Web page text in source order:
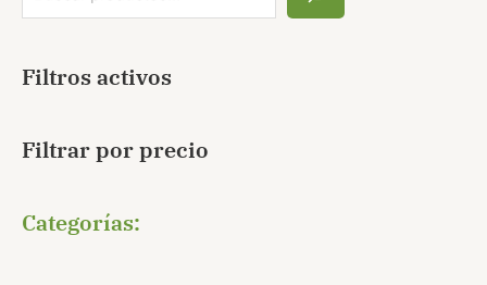
Filtros activos
Filtrar por precio
Categorías: